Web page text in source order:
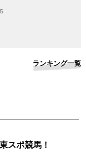
ランキング一覧
スポ競馬！